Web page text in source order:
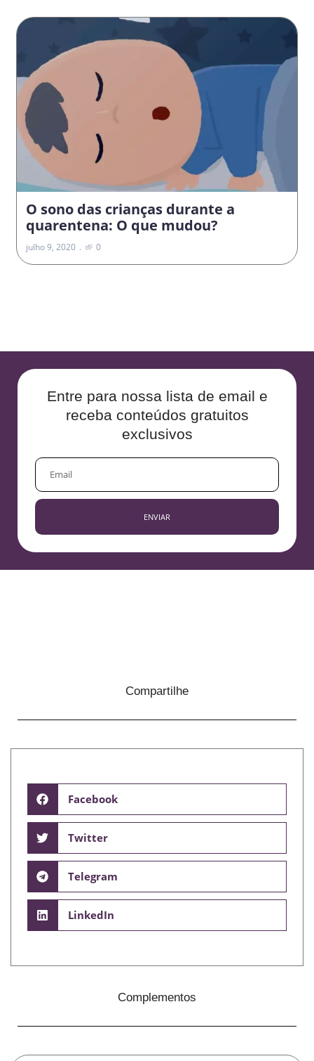
O sono das crianças durante a
quarentena: O que mudou?
julho 9, 2020 0
Entre para nossa lista de email e
receba conteúdos gratuitos
exclusivos
EMAIL
ENVIAR
Compartilhe
Facebook
Twitter
Telegram
LinkedIn
Complementos